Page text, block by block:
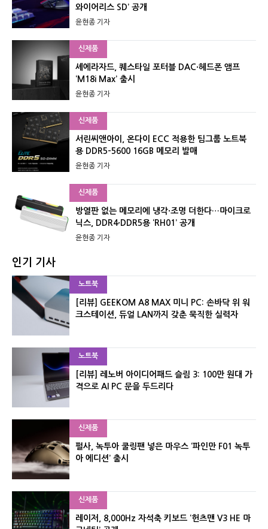
와이어리스 SD’ 공개
윤현종 기자
신제품
셰에라자드, 퀘스타일 포터블 DAC·헤드폰 앰프
‘M18i Max’ 출시
윤현종 기자
신제품
서린씨앤아이, 온다이 ECC 적용한 팀그룹 노트북
용 DDR5-5600 16GB 메모리 발매
윤현종 기자
신제품
방열판 없는 메모리에 냉각·조명 더한다…마이크로
닉스, DDR4·DDR5용 ‘RH01’ 공개
윤현종 기자
인기 기사
노트북
[리뷰] GEEKOM A8 MAX 미니 PC: 손바닥 위 워
크스테이션, 듀얼 LAN까지 갖춘 묵직한 실력자
노트북
[리뷰] 레노버 아이디어패드 슬림 3: 100만 원대 가
격으로 AI PC 문을 두드리다
신제품
펄사, 녹투아 쿨링팬 넣은 마우스 ‘파인만 F01 녹투
아 에디션’ 출시
신제품
레이저, 8,000Hz 자석축 키보드 ‘헌츠맨 V3 HE 마